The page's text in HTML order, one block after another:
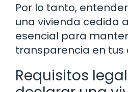
Por lo tanto,
una vivienda cedida
esencial para
transparencia en tus
Requisitos